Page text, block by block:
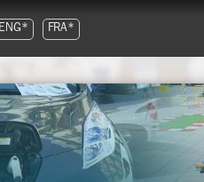
ENG* FRA*